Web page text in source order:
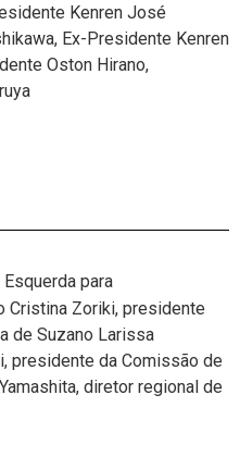
Kenren José
Ex-Presidente Kenren
Oston Hirano,
Esquerda para
Cristina Zoriki, presidente
de Suzano Larissa
presidente da Comissão de
diretor regional de